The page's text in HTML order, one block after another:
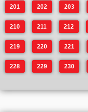
201 202 203
210 211 212
219 220 221
228 229 230